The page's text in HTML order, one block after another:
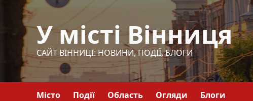
Перейти
У місті Вінниця
САЙТ ВІННИЦІ: НОВИНИ, ПОДІЇ, БЛОГИ
Місто Події Область Огляди Блоги